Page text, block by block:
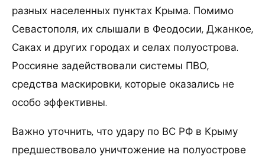
разных населенных пунктах Крыма. Помимо
Севастополя, их слышали в Феодосии, Джанкое,
Саках и других городах и селах полуострова.
Россияне задействовали системы ПВО,
средства маскировки, которые оказались не
особо эффективны.
Важно уточнить, что удару по ВС РФ в Крыму
предшествовало уничтожение на полуострове